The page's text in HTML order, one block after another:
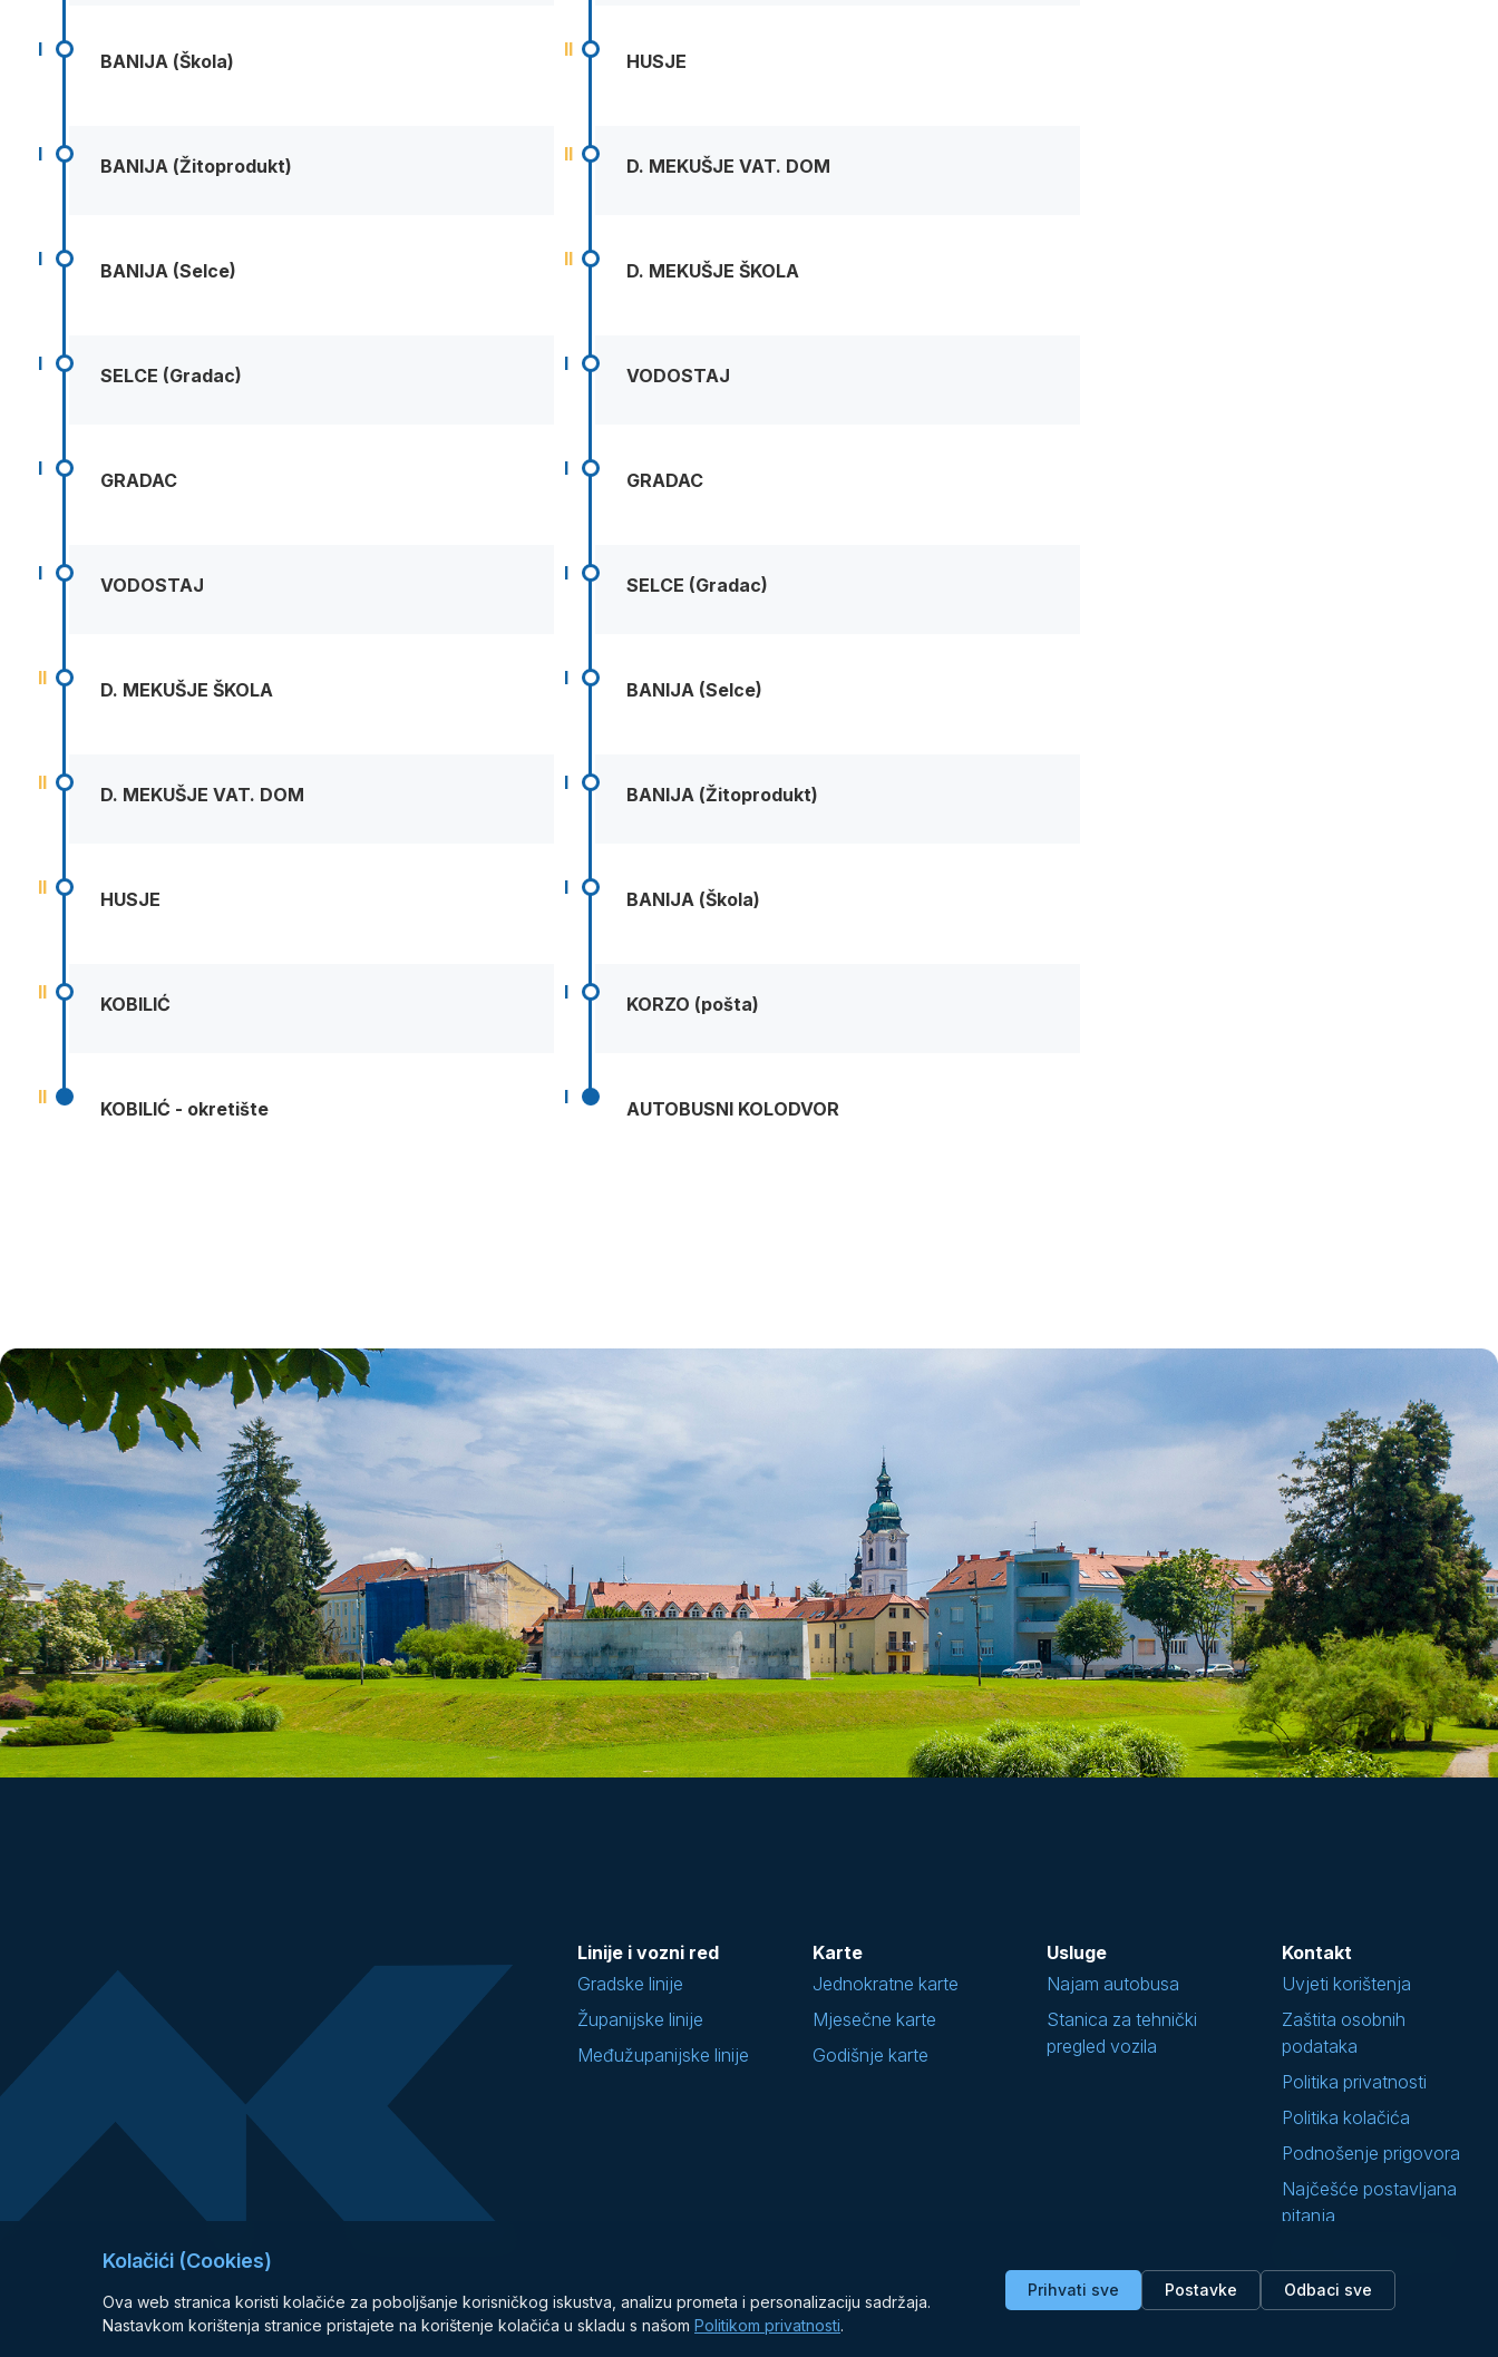
I
BANIJA (Škola)
I
BANIJA (Žitoprodukt)
I
BANIJA (Selce)
I
SELCE (Gradac)
I
GRADAC
I
VODOSTAJ
II
D. MEKUŠJE ŠKOLA
II
D. MEKUŠJE VAT. DOM
II
HUSJE
II
KOBILIĆ
II
KOBILIĆ - okretište
II
HUSJE
II
D. MEKUŠJE VAT. DOM
II
D. MEKUŠJE ŠKOLA
I
VODOSTAJ
I
GRADAC
I
SELCE (Gradac)
I
BANIJA (Selce)
I
BANIJA (Žitoprodukt)
I
BANIJA (Škola)
I
KORZO (pošta)
I
AUTOBUSNI KOLODVOR
Kolačići (Cookies)
Ova web stranica koristi kolačiće za poboljšanje korisničkog iskustva, analizu prometa i personalizaciju sadržaja.
Nastavkom korištenja stranice pristajete na korištenje kolačića u skladu s našom Politikom privatnosti.
Prihvati sve Postavke Odbaci sve
Linije i vozni red
Gradske linije
Županijske linije
Međužupanijske linije
Karte
Jednokratne karte
Mjesečne karte
Godišnje karte
Usluge
Najam autobusa
Stanica za tehnički
pregled vozila
Kontakt
Uvjeti korištenja
Zaštita osobnih
podataka
Politika privatnosti
Politika kolačića
Podnošenje prigovora
Najčešće postavljana
pitanja